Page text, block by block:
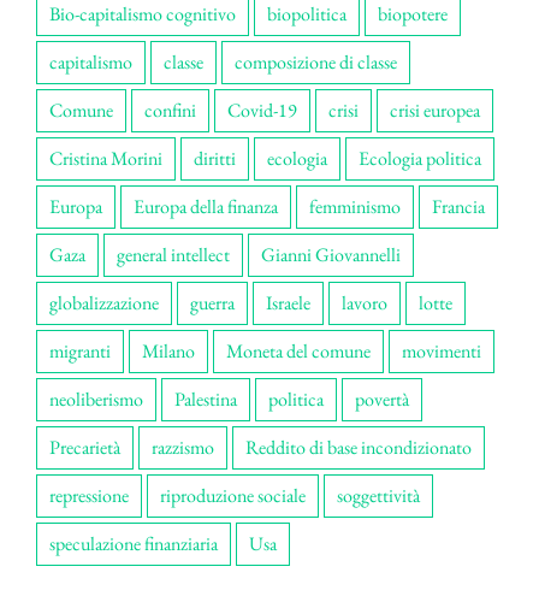
Bio-capitalismo cognitivo
biopolitica
biopotere
capitalismo
classe
composizione di classe
Comune
confini Covid-19 crisi
crisi europea
Cristina Morini
diritti ecologia
Ecologia politica
Europa
Europa della finanza femminismo
Francia
Gaza
general intellect
Gianni Giovannelli
globalizzazione
guerra Israele lavoro
lotte
migranti
Milano Moneta del comune
movimenti
neoliberismo
Palestina politica
povertà
Precarietà
razzismo
Reddito di base incondizionato
repressione
riproduzione sociale
soggettività
speculazione finanziaria
Usa